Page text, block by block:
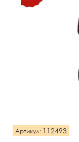
Артикул: 112493